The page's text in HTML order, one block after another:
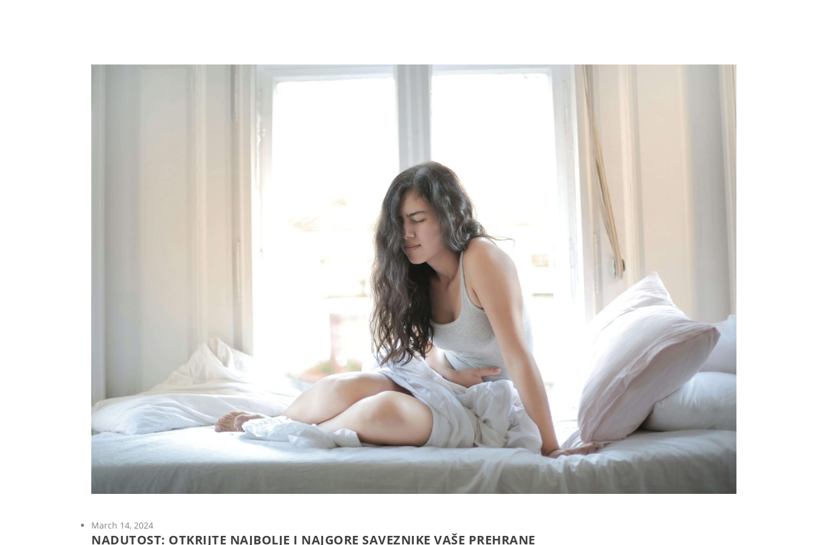
March 14, 2024
NADUTOST: OTKRIJTE NAJBOLJE I NAJGORE SAVEZNIKE VAŠE PREHRANE